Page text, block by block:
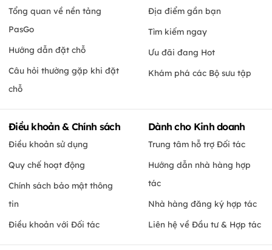
Tổng quan về nền tảng
PasGo
Hướng dẫn đặt chỗ
Câu hỏi thường gặp khi đặt
chỗ
Địa điểm gần bạn
Tìm kiếm ngay
Ưu đãi đang Hot
Khám phá các Bộ sưu tập
Điều khoản & Chính sách
Điều khoản sử dụng
Quy chế hoạt động
Chính sách bảo mật thông
tin
Điều khoản với Đối tác
Dành cho Kinh doanh
Trung tâm hỗ trợ Đối tác
Hướng dẫn nhà hàng hợp
tác
Nhà hàng đăng ký hợp tác
Liên hệ về Đầu tư & Hợp tác